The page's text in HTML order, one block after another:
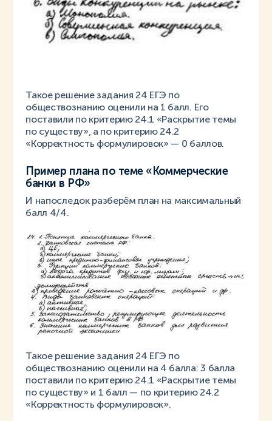
Такое решение задания 24 ЕГЭ по
обществознанию оценили на 1 балл. Его
поставили по критерию 24.1 «Раскрытие темы
по существу», а по критерию 24.2
«Корректность формулировок» — 0 баллов.
Пример плана по теме «Коммерческие
банки в РФ»
И напоследок разберём план на максимальный
балл 4/4.
Такое решение задания 24 ЕГЭ по
обществознанию оценили на 4 балла: 3 балла
поставили по критерию 24.1 «Раскрытие темы
по существу» и 1 балл — по критерию 24.2
«Корректность формулировок».